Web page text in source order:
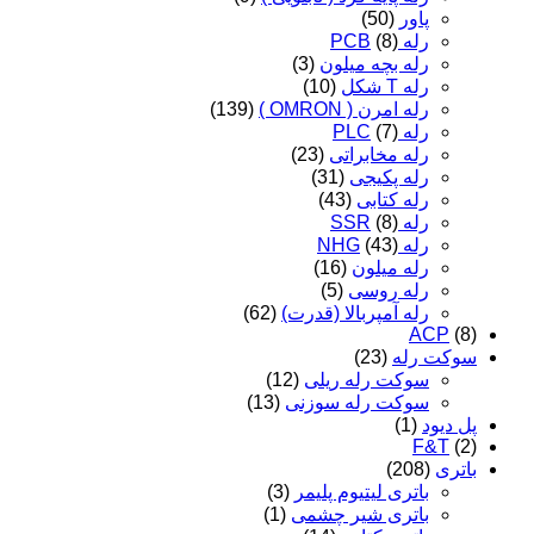
پاور (50)
رله PCB (8)
رله بچه میلون (3)
رله T شکل
(10)
رله امرن ( OMRON )
(139)
رله PLC (7)
رله مخابراتی (23)
رله پکیجی (31)
رله کتابی (43)
رله SSR (8)
رله NHG (43)
رله میلون (16)
رله روسی (5)
رله آمپربالا (قدرت) (62)
ACP (8)
سوکت رله (23)
سوکت رله ریلی (12)
سوکت رله سوزنی (13)
پل دیود (1)
F&T (2)
باتری (208)
باتری لیتیوم پلیمر (3)
باتری شیر چشمی (1)